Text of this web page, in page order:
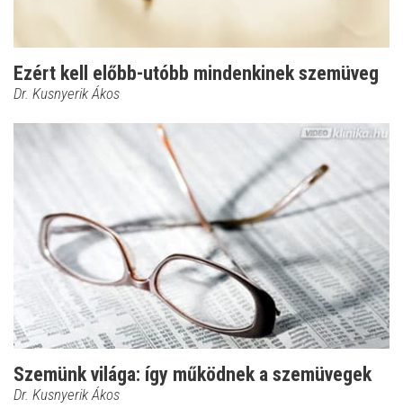
Ezért kell előbb-utóbb mindenkinek szemüveg
Dr. Kusnyerik Ákos
Szemünk világa: így működnek a szemüvegek
Dr. Kusnyerik Ákos